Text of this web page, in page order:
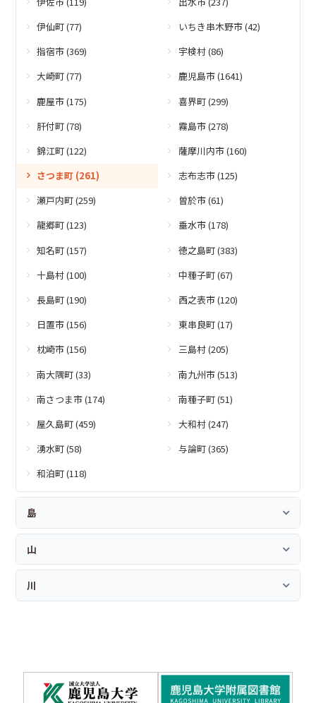
伊仙町 (77)
いちき串木野市 (42)
指宿市 (369)
宇検村 (86)
大崎町 (77)
鹿児島市 (1641)
鹿屋市 (175)
喜界町 (299)
肝付町 (78)
霧島市 (278)
錦江町 (122)
薩摩川内市 (160)
さつま町 (261)
志布志市 (125)
瀬戸内町 (259)
曽於市 (61)
龍郷町 (123)
垂水市 (178)
知名町 (157)
徳之島町 (383)
十島村 (100)
中種子町 (67)
長島町 (190)
西之表市 (120)
日置市 (156)
東串良町 (17)
枕崎市 (156)
三島村 (205)
南大隅町 (33)
南九州市 (513)
南さつま市 (174)
南種子町 (51)
屋久島町 (459)
大和村 (247)
湧水町 (58)
与論町 (365)
和泊町 (118)
島
山
川